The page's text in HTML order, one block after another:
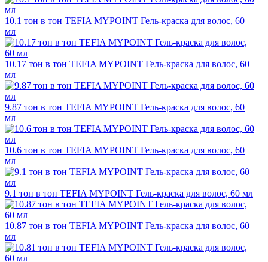
10.1 тон в тон TEFIA MYPOINT Гель-краска для волос, 60
мл
10.17 тон в тон TEFIA MYPOINT Гель-краска для волос, 60
мл
9.87 тон в тон TEFIA MYPOINT Гель-краска для волос, 60
мл
10.6 тон в тон TEFIA MYPOINT Гель-краска для волос, 60
мл
9.1 тон в тон TEFIA MYPOINT Гель-краска для волос, 60 мл
10.87 тон в тон TEFIA MYPOINT Гель-краска для волос, 60
мл